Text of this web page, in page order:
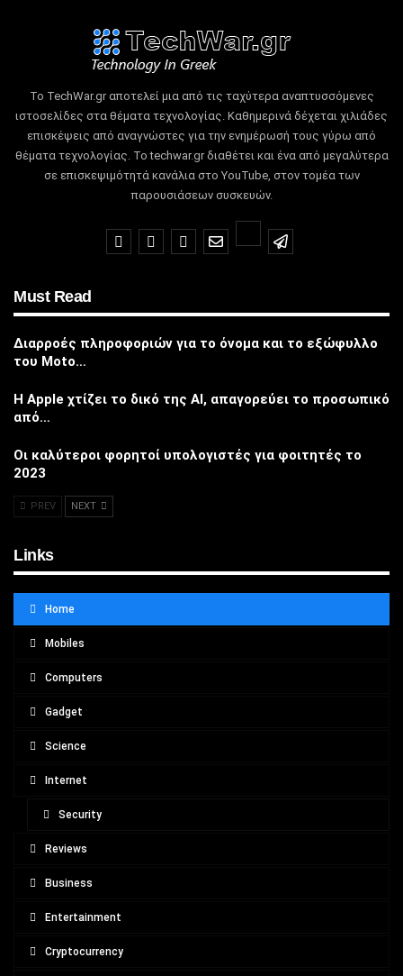
Το TechWar.gr αποτελεί μια από τις ταχύτερα αναπτυσσόμενες
ιστοσελίδες στα θέματα τεχνολογίας. Καθημερινά δέχεται χιλιάδες
επισκέψεις από αναγνώστες για την ενημέρωσή τους γύρω από
θέματα τεχνολογίας. Το techwar.gr διαθέτει και ένα από μεγαλύτερα
σε επισκεψιμότητά κανάλια στο YouTube, στον τομέα των
παρουσιάσεων συσκευών.
Must Read
Διαρροές πληροφοριών για το όνομα και το εξώφυλλο
του Moto…
Η Apple χτίζει το δικό της AI, απαγορεύει το προσωπικό
από…
Οι καλύτεροι φορητοί υπολογιστές για φοιτητές το
2023
PREV NEXT
Links
Home
Mobiles
Computers
Gadget
Science
Internet
Security
Reviews
Business
Entertainment
Cryptocurrency